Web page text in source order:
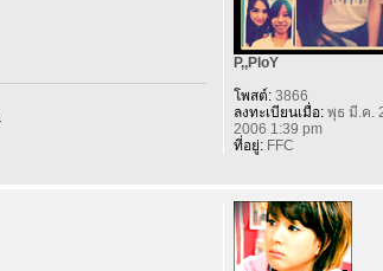
P,,PloY
โพสต์:3866
ลงทะเบียนเมื่อ:พุธ มี.ค.
2006 1:39 pm
ที่อยู่:FFC